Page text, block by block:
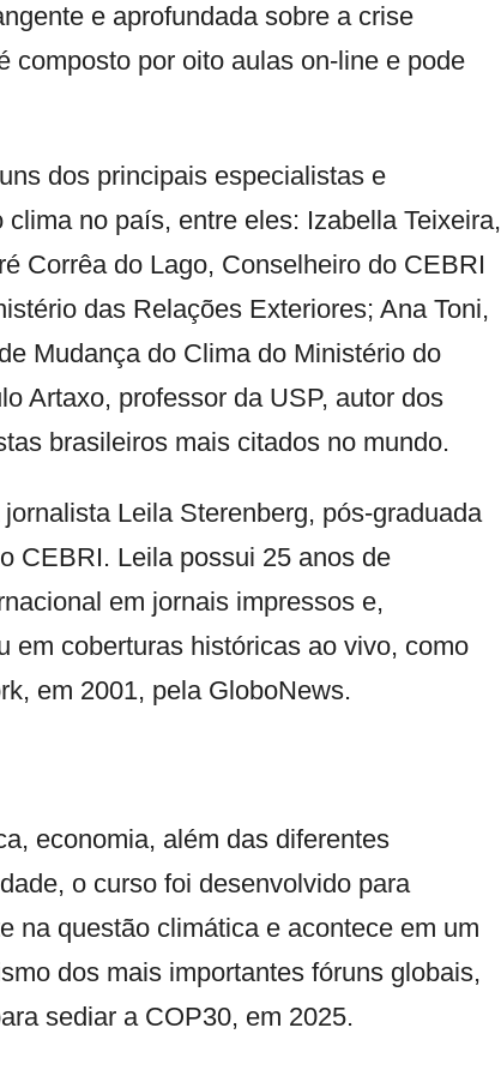
e aprofundada sobre a crise
composto por oito aulas on-line e pode
dos principais especialistas e
no país, entre eles: Izabella Teixeira,
Corrêa do Lago, Conselheiro do CEBRI
das Relações Exteriores; Ana Toni,
Mudança do Clima do Ministério do
Artaxo, professor da USP, autor dos
brasileiros mais citados no mundo.
Leila Sterenberg, pós-graduada
CEBRI. Leila possui 25 anos de
em jornais impressos e,
em coberturas históricas ao vivo, como
em 2001, pela GloboNews.
economia, além das diferentes
o curso foi desenvolvido para
na questão climática e acontece em um
dos mais importantes fóruns globais,
sediar a COP30, em 2025.